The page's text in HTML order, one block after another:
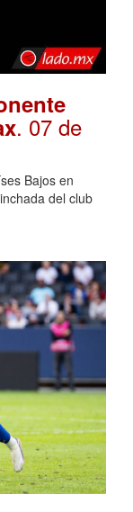
. 07 de
Bajos en
del club